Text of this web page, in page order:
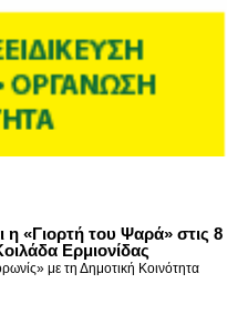
η «Γιορτή του Ψαρά» στις 8
Ερμιονίδας
με τη Δημοτική Κοινότητα